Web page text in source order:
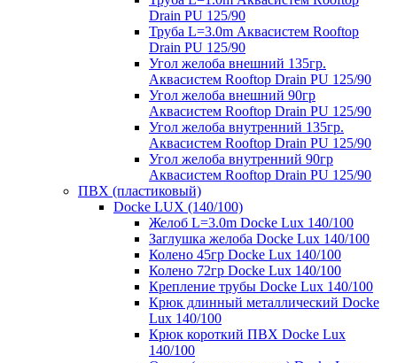
Drain PU 125/90
Труба L=3.0m Аквасистем Rooftop
Drain PU 125/90
Угол желоба внешний 135гр.
Аквасистем Rooftop Drain PU 125/90
Угол желоба внешний 90гр
Аквасистем Rooftop Drain PU 125/90
Угол желоба внутренний 135гр.
Аквасистем Rooftop Drain PU 125/90
Угол желоба внутренний 90гр
Аквасистем Rooftop Drain PU 125/90
ПВХ (пластиковый)
Docke LUX (140/100)
Желоб L=3.0m Docke Lux 140/100
Заглушка желоба Docke Lux 140/100
Колено 45гр Docke Lux 140/100
Колено 72гр Docke Lux 140/100
Крепление трубы Docke Lux 140/100
Крюк длинный металлический Docke
Lux 140/100
Крюк короткий ПВХ Docke Lux
140/100